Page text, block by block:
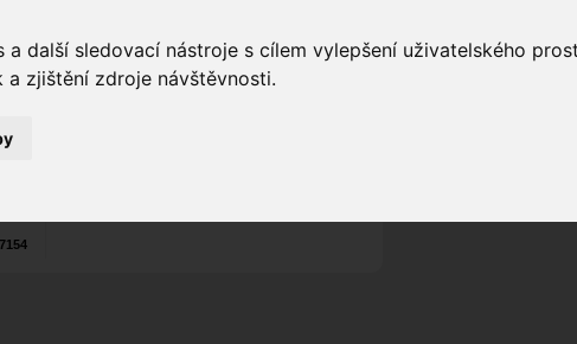
další sledovací nástroje s cílem vylepšení uživatelského
zjištění zdroje návštěvnosti.
manow